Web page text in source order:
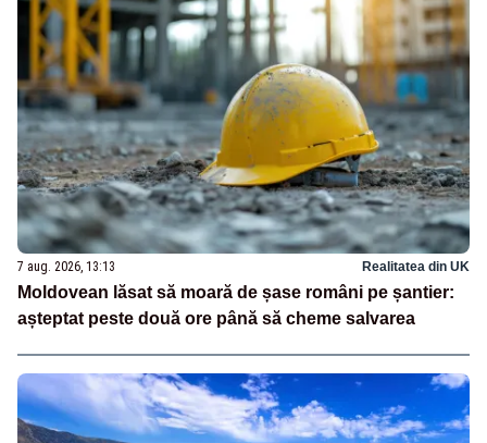
7 aug. 2026, 13:13 Realitatea din UK
Moldovean lăsat să moară de șase români pe șantier:
așteptat peste două ore până să cheme salvarea